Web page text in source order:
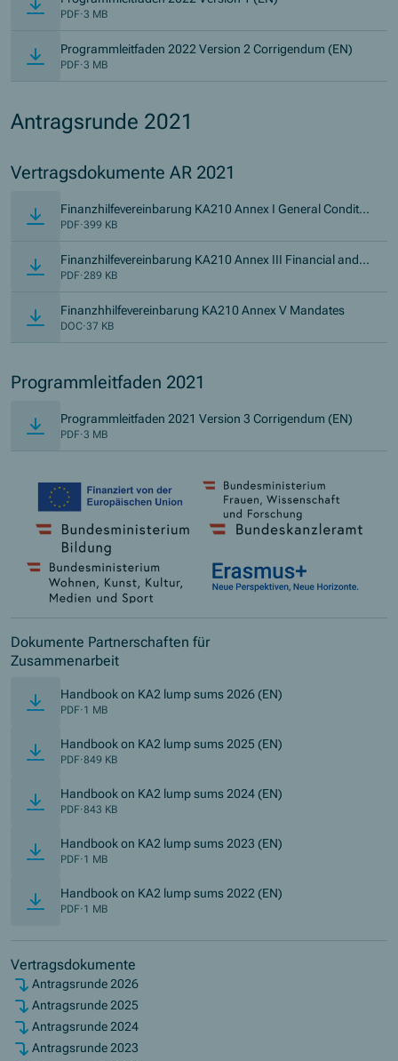
PDF·3 MB
Programmleitfaden 2022 Version 2 Corrigendum (EN)
PDF·3 MB
Antragsrunde 2021
Vertragsdokumente AR 2021
Finanzhilfevereinbarung KA210 Annex I General Conditio
ns
PDF·399 KB
Finanzhilfevereinbarung KA210 Annex III Financial and C
ontractual Rules
PDF·289 KB
Finanzhhilfevereinbarung KA210 Annex V Mandates
DOC·37 KB
Programmleitfaden 2021
Programmleitfaden 2021 Version 3 Corrigendum (EN)
PDF·3 MB
Dokumente Partnerschaften für
Zusammenarbeit
Handbook on KA2 lump sums 2026 (EN)
PDF·1 MB
Handbook on KA2 lump sums 2025 (EN)
PDF·849 KB
Handbook on KA2 lump sums 2024 (EN)
PDF·843 KB
Handbook on KA2 lump sums 2023 (EN)
PDF·1 MB
Handbook on KA2 lump sums 2022 (EN)
PDF·1 MB
Vertragsdokumente
Antragsrunde 2026
Antragsrunde 2025
Antragsrunde 2024
Antragsrunde 2023